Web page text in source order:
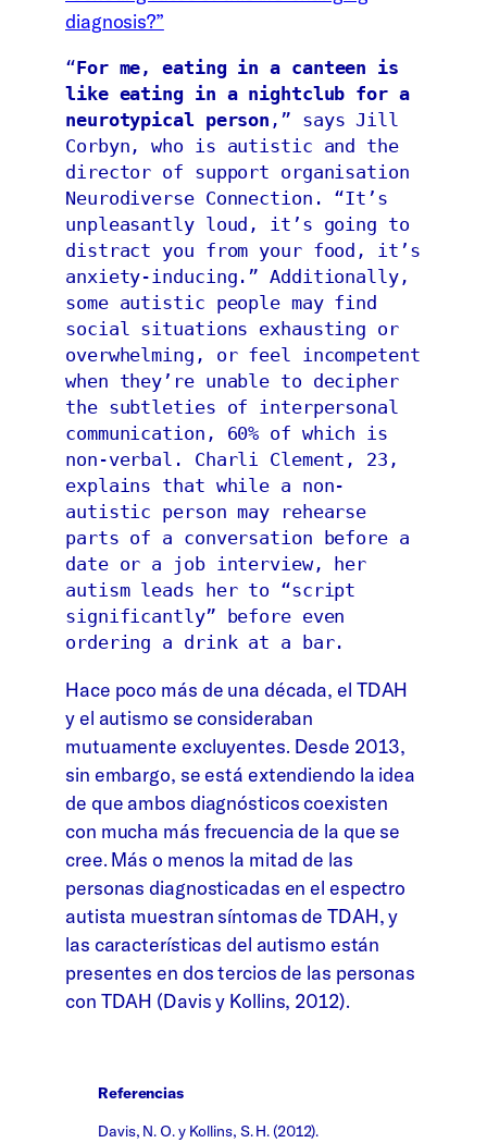
diagnosis?”
“For me, eating in a canteen is
like eating in a nightclub for a
neurotypical person ,” says Jill
Corbyn, who is autistic and the
director of support organisation
Neurodiverse Connection. “It’s
unpleasantly loud, it’s going to
distract you from your food, it’s
anxiety-inducing.” Additionally,
some autistic people may find
social situations exhausting or
overwhelming, or feel incompetent
when they’re unable to decipher
the subtleties of interpersonal
communication, 60% of which is
non-verbal. Charli Clement, 23,
explains that while a non-
autistic person may rehearse
parts of a conversation before a
date or a job interview, her
autism leads her to “script
significantly” before even
ordering a drink at a bar.
Hace poco más de una década, el TDAH
y el autismo se consideraban
mutuamente excluyentes. Desde 2013,
sin embargo, se está extendiendo la idea
de que ambos diagnósticos coexisten
con mucha más frecuencia de la que se
cree. Más o menos la mitad de las
personas diagnosticadas en el espectro
autista muestran síntomas de TDAH, y
las características del autismo están
presentes en dos tercios de las personas
con TDAH (Davis y Kollins, 2012).
Referencias
Davis, N. O. y Kollins, S. H. (2012).